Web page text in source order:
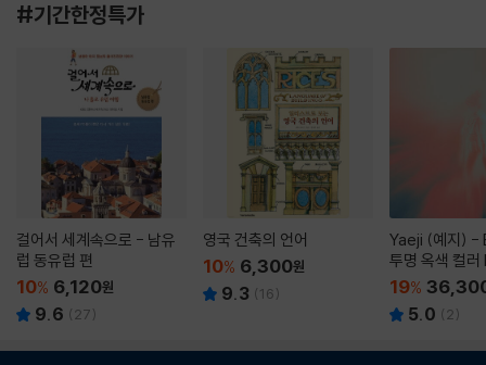
#기간한정특가
걸어서 세계속으로 - 남유
럽 동유럽 편
10% 6,120원
9.6 ( 27)
영국 건축의 언어
10% 6,300원
9.3 (16)
Yaeji (예지) -
투명 옥색 컬
19%
5.0 ( 2)